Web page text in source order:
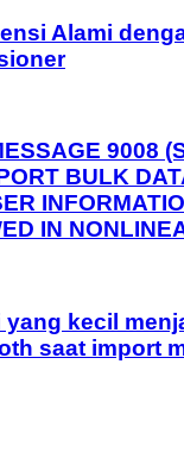
Alami
9008
BULK
IN
yang kecil
saat import